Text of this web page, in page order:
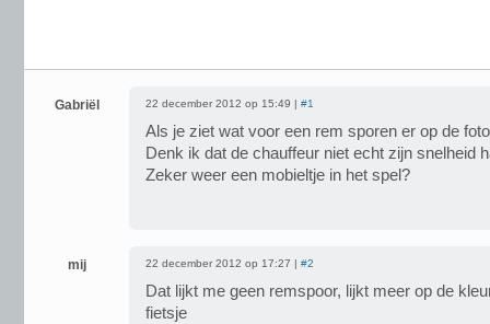
Gabriël 22 december 2012 op 15:49 | #1
Als je ziet wat voor een rem sporen er op de
Denk ik dat de chauffeur niet echt zijn snelheid
Zeker weer een mobieltje in het spel?
mij 22 december 2012 op 17:27 | #2
Dat lijkt me geen remspoor, lijkt meer op de
fietsje